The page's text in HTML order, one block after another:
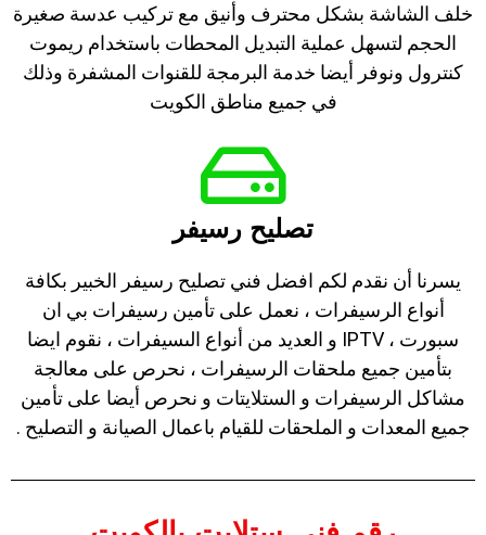
خلف الشاشة بشكل محترف وأنيق مع تركيب عدسة صغيرة
الحجم لتسهل عملية التبديل المحطات باستخدام ريموت
كنترول ونوفر أيضا خدمة البرمجة للقنوات المشفرة وذلك
في جميع مناطق الكويت
تصليح رسيفر
يسرنا أن نقدم لكم افضل فني تصليح رسيفر الخبير بكافة
أنواع الرسيفرات ، نعمل على تأمين رسيفرات بي ان
سبورت ، IPTV و العديد من أنواع الىسيفرات ، نقوم ايضا
بتأمين جميع ملحقات الرسيفرات ، نحرص على معالجة
مشاكل الرسيفرات و الستلايتات و نحرص أيضا على تأمين
جميع المعدات و الملحقات للقيام باعمال الصيانة و التصليح .